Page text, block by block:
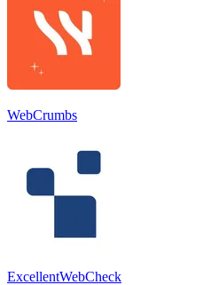
WebCrumbs
ExcellentWebCheck